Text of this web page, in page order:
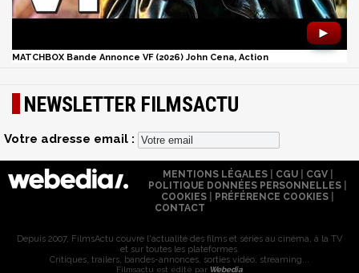
►
MATCHBOX Bande Annonce VF (2026) John Cena, Action
NEWSLETTER FILMSACTU
Votre adresse email :
MENTIONS LÉGALES| CGU| CGV|
POLITIQUE DONNÉES PERSONNELLES
COOKIES
PRÉFÉRENCE COOKIES
CONTACT
Depuis 2007, FilmsActu couvre l'actualité des films et séries au cinéma, à la TV
et sur toutes les plateformes.
Critiques, trailers, bandes-annonces, sorties vidéo, streaming...
Filmsactu est édité par Webedia